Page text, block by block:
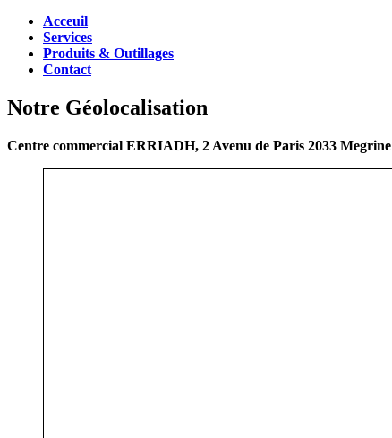
Acceuil
Services
Produits & Outillages
Contact
Notre Géolocalisation
Centre commercial ERRIADH, 2 Avenu de Paris 2033 Megrine